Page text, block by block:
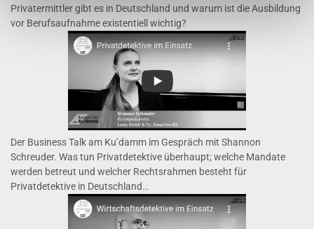
Privatermittler gibt es in Deutschland und warum ist die Ausbildung
vor Berufsaufnahme existentiell wichtig?
Der Business Talk am Ku’damm im Gespräch mit Shannon
Schreuder. Was tun Privatdetektive überhaupt; welche Mandate
werden betreut und welcher Rechtsrahmen besteht für
Privatdetektive in Deutschland…